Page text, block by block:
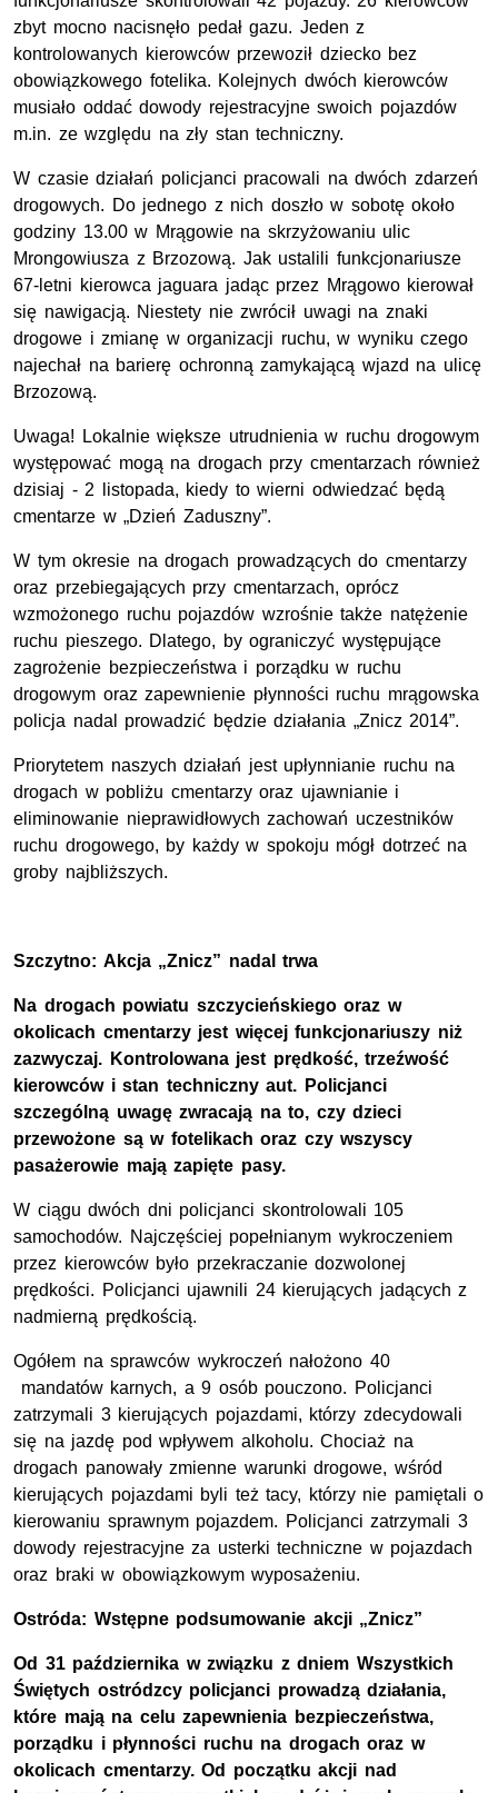
zbyt mocno nacisnęło pedał gazu. Jeden z
kontrolowanych kierowców przewoził dziecko bez
obowiązkowego fotelika. Kolejnych dwóch kierowców
musiało oddać dowody rejestracyjne swoich pojazdów
m.in. ze względu na zły stan techniczny.
W czasie działań policjanci pracowali na dwóch zdarzeń
drogowych. Do jednego z nich doszło w sobotę około
godziny 13.00 w Mrągowie na skrzyżowaniu ulic
Mrongowiusza z Brzozową. Jak ustalili funkcjonariusze
67-letni kierowca jaguara jadąc przez Mrągowo kierował
się nawigacją. Niestety nie zwrócił uwagi na znaki
drogowe i zmianę w organizacji ruchu, w wyniku czego
najechał na barierę ochronną zamykającą wjazd na ulicę
Brzozową.
Uwaga! Lokalnie większe utrudnienia w ruchu drogowym
występować mogą na drogach przy cmentarzach również
dzisiaj - 2 listopada, kiedy to wierni odwiedzać będą
cmentarze w „Dzień Zaduszny”.
W tym okresie na drogach prowadzących do cmentarzy
oraz przebiegających przy cmentarzach, oprócz
wzmożonego ruchu pojazdów wzrośnie także natężenie
ruchu pieszego. Dlatego, by ograniczyć występujące
zagrożenie bezpieczeństwa i porządku w ruchu
drogowym oraz zapewnienie płynności ruchu mrągowska
policja nadal prowadzić będzie działania „Znicz 2014”.
Priorytetem naszych działań jest upłynnianie ruchu na
drogach w pobliżu cmentarzy oraz ujawnianie i
eliminowanie nieprawidłowych zachowań uczestników
ruchu drogowego, by każdy w spokoju mógł dotrzeć na
groby najbliższych.
Szczytno: Akcja „Znicz” nadal trwa
Na drogach powiatu szczycieńskiego oraz w
okolicach cmentarzy jest więcej funkcjonariuszy niż
zazwyczaj. Kontrolowana jest prędkość, trzeźwość
kierowców i stan techniczny aut. Policjanci
szczególną uwagę zwracają na to, czy dzieci
przewożone są w fotelikach oraz czy wszyscy
pasażerowie mają zapięte pasy.
W ciągu dwóch dni policjanci skontrolowali 105
samochodów. Najczęściej popełnianym wykroczeniem
przez kierowców było przekraczanie dozwolonej
prędkości. Policjanci ujawnili 24 kierujących jadących z
nadmierną prędkością.
Ogółem na sprawców wykroczeń nałożono 40
mandatów karnych, a 9 osób pouczono. Policjanci
zatrzymali 3 kierujących pojazdami, którzy zdecydowali
się na jazdę pod wpływem alkoholu. Chociaż na
drogach panowały zmienne warunki drogowe, wśród
kierujących pojazdami byli też tacy, którzy nie pamiętali o
kierowaniu sprawnym pojazdem. Policjanci zatrzymali 3
dowody rejestracyjne za usterki techniczne w pojazdach
oraz braki w obowiązkowym wyposażeniu.
Ostróda: Wstępne podsumowanie akcji „Znicz”
Od 31 października w związku z dniem Wszystkich
Świętych ostródzcy policjanci prowadzą działania,
które mają na celu zapewnienia bezpieczeństwa,
porządku i płynności ruchu na drogach oraz w
okolicach cmentarzy. Od początku akcji nad